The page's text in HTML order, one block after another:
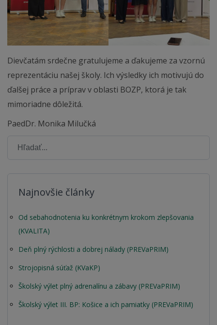
Dievčatám srdečne gratulujeme a ďakujeme za vzornú
reprezentáciu našej školy. Ich výsledky ich motivujú do
ďalšej práce a príprav v oblasti BOZP, ktorá je tak
mimoriadne dôležitá.
PaedDr. Monika Milučká
Najnovšie články
Od sebahodnotenia ku konkrétnym krokom zlepšovania
(KVALITA)
Deň plný rýchlosti a dobrej nálady (PREVaPRIM)
Strojopisná súťaž (KVaKP)
Školský výlet plný adrenalínu a zábavy (PREVaPRIM)
Školský výlet III. BP: Košice a ich pamiatky (PREVaPRIM)